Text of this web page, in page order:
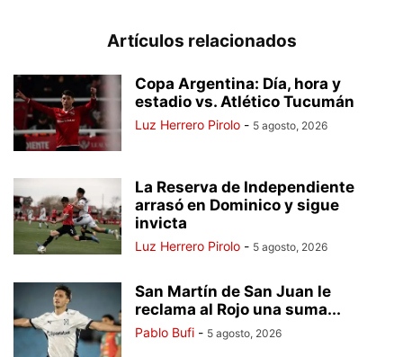
Artículos relacionados
Copa Argentina: Día, hora y
estadio vs. Atlético Tucumán
Luz Herrero Pirolo - 5 agosto, 2026
La Reserva de Independiente
arrasó en Dominico y sigue
invicta
Luz Herrero Pirolo - 5 agosto, 2026
San Martín de San Juan le
reclama al Rojo una suma...
Pablo Bufi - 5 agosto, 2026